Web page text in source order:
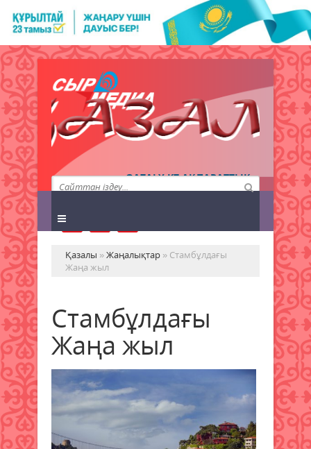
QAZALY.KZ АҚПАРАТТЫҚ
АГЕНТТІГІ
Қазалы »Жаңалықтар » Стамбұлдағы
Жаңа жыл
Стамбұлдағы
Жаңа жыл